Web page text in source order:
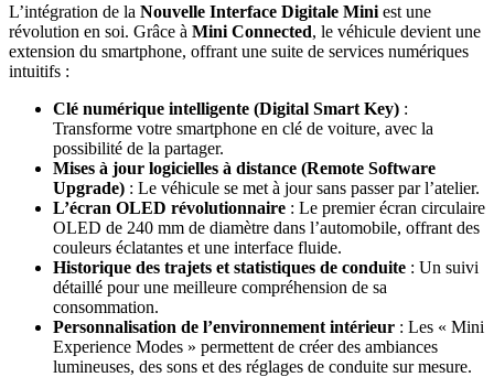
L’intégration de la Nouvelle Interface Digitale Mini est une
révolution en soi. Grâce à Mini Connected, le véhicule devient une
extension du smartphone, offrant une suite de services numériques
intuitifs :
Clé numérique intelligente (Digital Smart Key) :
Transforme votre smartphone en clé de voiture, avec la
possibilité de la partager.
Mises à jour logicielles à distance (Remote Software
Upgrade) : Le véhicule se met à jour sans passer par l’atelier.
L’écran OLED révolutionnaire : Le premier écran circulaire
OLED de 240 mm de diamètre dans l’automobile, offrant des
couleurs éclatantes et une interface fluide.
Historique des trajets et statistiques de conduite : Un suivi
détaillé pour une meilleure compréhension de sa
consommation.
Personnalisation de l’environnement intérieur : Les « Mini
Experience Modes » permettent de créer des ambiances
lumineuses, des sons et des réglages de conduite sur mesure.